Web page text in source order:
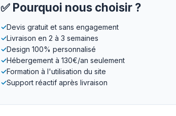
✅ Pourquoi nous choisir ?
✓Devis gratuit et sans engagement
✓Livraison en 2 à 3 semaines
✓Design 100% personnalisé
✓Hébergement à 130€/an seulement
✓Formation à l'utilisation du site
✓Support réactif après livraison